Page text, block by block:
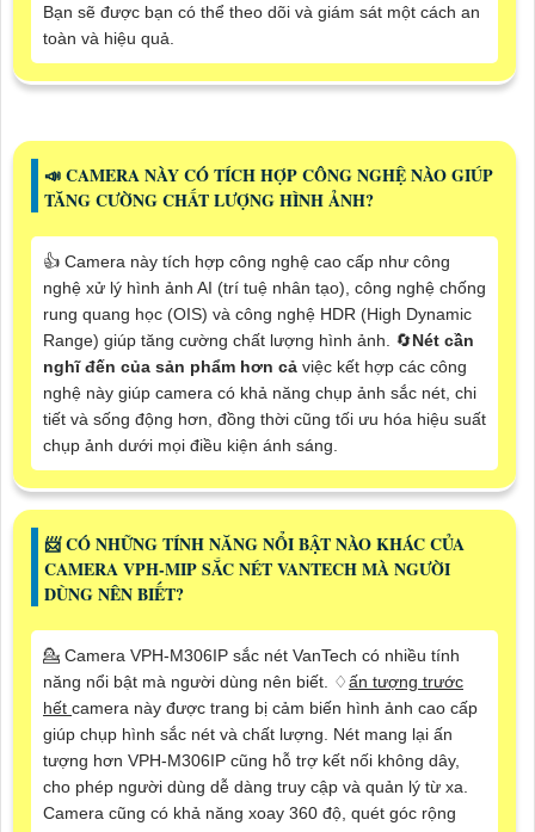
Bạn sẽ được bạn có thể theo dõi và giám sát một cách an
toàn và hiệu quả.
📣 CAMERA NÀY CÓ TÍCH HỢP CÔNG NGHỆ NÀO GIÚP
TĂNG CƯỜNG CHẤT LƯỢNG HÌNH ẢNH?
👍 Camera này tích hợp công nghệ cao cấp như công
nghệ xử lý hình ảnh AI (trí tuệ nhân tạo), công nghệ chống
rung quang học (OIS) và công nghệ HDR (High Dynamic
Range) giúp tăng cường chất lượng hình ảnh. 🔄Nét cần
nghĩ đến của sản phẩm hơn cả việc kết hợp các công
nghệ này giúp camera có khả năng chụp ảnh sắc nét, chi
tiết và sống động hơn, đồng thời cũng tối ưu hóa hiệu suất
chụp ảnh dưới mọi điều kiện ánh sáng.
📨 CÓ NHỮNG TÍNH NĂNG NỔI BẬT NÀO KHÁC CỦA
CAMERA VPH-MIP SẮC NÉT VANTECH MÀ NGƯỜI
DÙNG NÊN BIẾT?
💁 Camera VPH-M306IP sắc nét VanTech có nhiều tính
năng nổi bật mà người dùng nên biết. ♢ấn tượng trước
hết camera này được trang bị cảm biến hình ảnh cao cấp
giúp chụp hình sắc nét và chất lượng. Nét mang lại ấn
tượng hơn VPH-M306IP cũng hỗ trợ kết nối không dây,
cho phép người dùng dễ dàng truy cập và quản lý từ xa.
Camera cũng có khả năng xoay 360 độ, quét góc rộng